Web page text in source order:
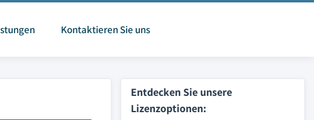
Kontaktieren Sie uns
Entdecken Sie unsere
Lizenzoptionen: